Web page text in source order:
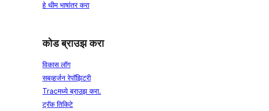
हे थीम भाषांतर करा
कोड ब्राउझ करा
विकास लॉग
सबव्हर्जन रेपॉझिटरी
Tracमध्ये ब्राउझ करा.
ट्रॅक तिकिटे